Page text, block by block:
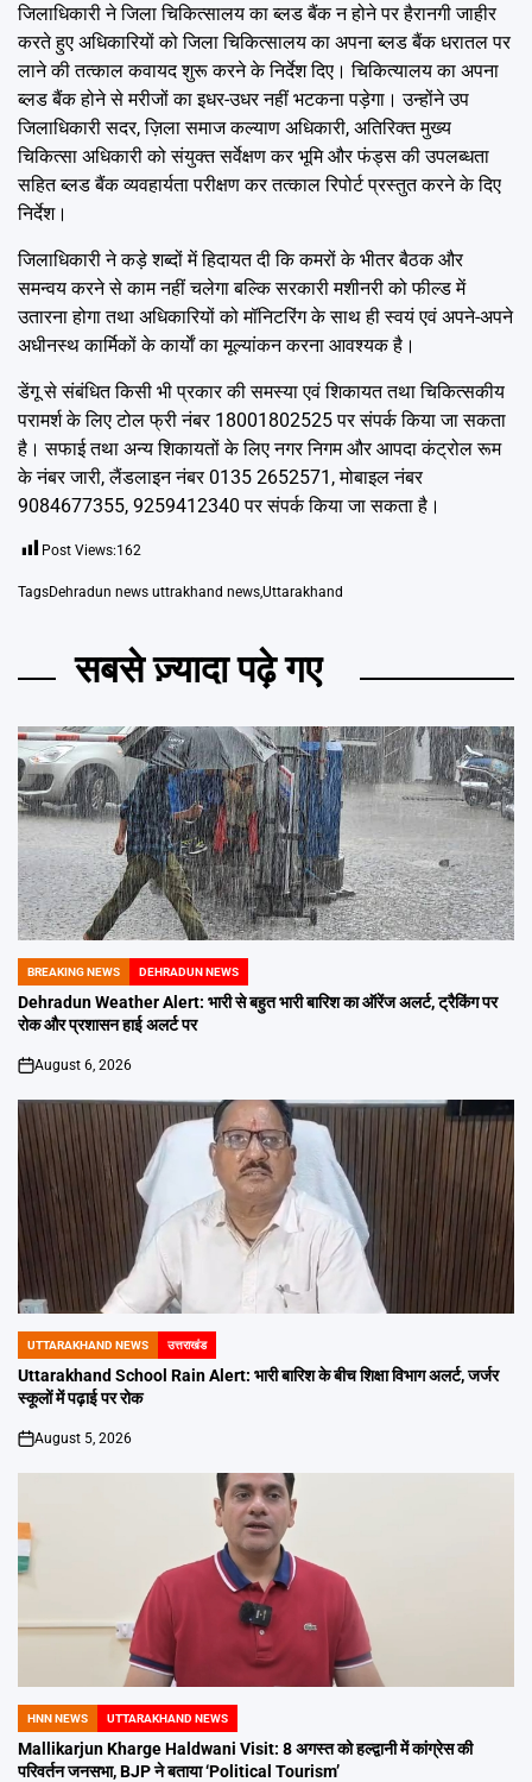
जिलाधिकारी ने जिला चिकित्सालय का ब्लड बैंक न होने पर हैरानगी जाहीर
करते हुए अधिकारियों को जिला चिकित्सालय का अपना ब्लड बैंक धरातल पर
लाने की तत्काल कवायद शुरू करने के निर्देश दिए। चिकित्यालय का अपना
ब्लड बैंक होने से मरीजों का इधर-उधर नहीं भटकना पड़ेगा। उन्होंने उप
जिलाधिकारी सदर, ज़िला समाज कल्याण अधिकारी, अतिरिक्त मुख्य
चिकित्सा अधिकारी को संयुक्त सर्वेक्षण कर भूमि और फंड्स की उपलब्धता
सहित ब्लड बैंक व्यवहार्यता परीक्षण कर तत्काल रिपोर्ट प्रस्तुत करने के दिए
निर्देश।
जिलाधिकारी ने कड़े शब्दों में हिदायत दी कि कमरों के भीतर बैठक और
समन्वय करने से काम नहीं चलेगा बल्कि सरकारी मशीनरी को फील्ड में
उतारना होगा तथा अधिकारियों को मॉनिटरिंग के साथ ही स्वयं एवं अपने-अपने
अधीनस्थ कार्मिकों के कार्याें का मूल्यांकन करना आवश्यक है।
डेंगू से संबंधित किसी भी प्रकार की समस्या एवं शिकायत तथा चिकित्सकीय
परामर्श के लिए टोल फ्री नंबर 18001802525 पर संपर्क किया जा सकता
है। सफाई तथा अन्य शिकायतों के लिए नगर निगम और आपदा कंट्रोल रूम
के नंबर जारी, लैंडलाइन नंबर 0135 2652571, मोबाइल नंबर
9084677355, 9259412340 पर संपर्क किया जा सकता है।
Post Views:162
TagsDehradun news uttrakhand newsUttarakhand
सबसे ज़्यादा पढ़े गए
POSTED
IN
BREAKING NEWS DEHRADUN NEWS
Dehradun Weather Alert: भारी से बहुत भारी बारिश का ऑरेंज अलर्ट, ट्रैकिंग पर
रोक और प्रशासन हाई अलर्ट पर
on
August 6, 2026
POSTED
IN
UTTARAKHAND NEWS उत्तराखंड
Uttarakhand School Rain Alert: भारी बारिश के बीच शिक्षा विभाग अलर्ट, जर्जर
स्कूलों में पढ़ाई पर रोक
on
August 5, 2026
POSTED
IN
HNN NEWS UTTARAKHAND NEWS
Mallikarjun Kharge Haldwani Visit: 8 अगस्त को हल्द्वानी में कांग्रेस की
परिवर्तन जनसभा, BJP ने बताया ‘Political Tourism’